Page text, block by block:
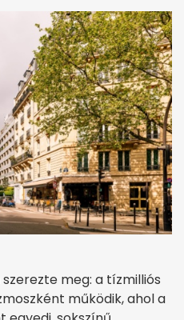
szerezte meg: a tízmilliós
működik, ahol a